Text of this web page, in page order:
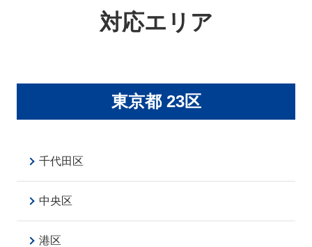
対応エリア
東京都 23区
千代田区
中央区
港区